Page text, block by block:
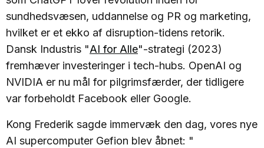
sundhedsvæsen, uddannelse og PR og marketing,
hvilket er et ekko af disruption-tidens retorik.
Dansk Industris "AI for Alle"-strategi (2023)
fremhæver investeringer i tech-hubs. OpenAI og
NVIDIA er nu mål for pilgrimsfærder, der tidligere
var forbeholdt Facebook eller Google.
Kong Frederik sagde immervæk den dag, vores nye
AI supercomputer Gefion blev åbnet: "